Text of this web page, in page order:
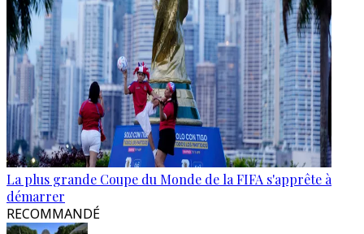
La plus grande Coupe du Monde de la FIFA s'apprête à
démarrer
RECOMMANDÉ